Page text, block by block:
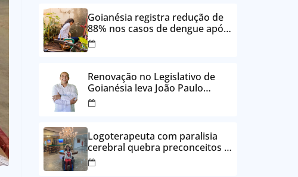
Goianésia registra redução de
88% nos casos de dengue após
ações de prevenção da
Prefeitura
Renovação no Legislativo de
Goianésia leva João Paulo
Batista à Câmara Municipal
Logoterapeuta com paralisia
cerebral quebra preconceitos e
ajuda pacientes a reencontrar
propósito em Goianésia